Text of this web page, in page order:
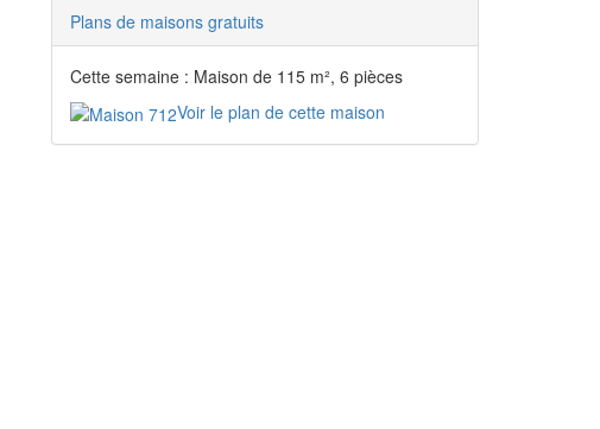
Plans de maisons gratuits
Cette semaine : Maison de 115 m², 6 pièces
Voir le plan de cette maison